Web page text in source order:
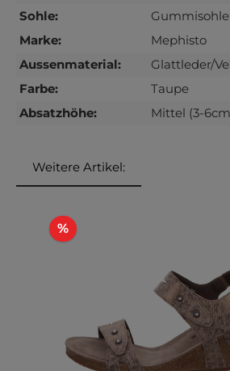
Sohle:
Gummisohle
Marke:
Mephisto
Aussenmaterial:
Glattleder/
Farbe:
Taupe
Absatzhöhe:
Mittel (3-
Weitere Artikel:
%Rabatt